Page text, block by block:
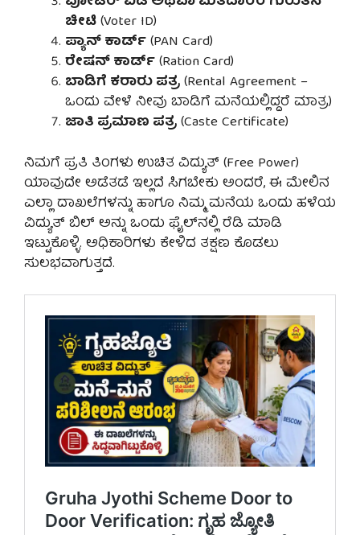
ಚೀಟಿ(Voter ID)
ಪ್ಯಾನ್ ಕಾರ್ಡ್(PAN Card)
ರೇಷನ್ ಕಾರ್ಡ್(Ration Card)
ಬಾಡಿಗೆ ಕರಾರು ಪತ್ರ(Rental Agreement –
ಒಂದು ವೇಳೆ ನೀವು ಬಾಡಿಗೆ ಮನೆಯಲ್ಲಿದ್ದರೆ ಮಾತ್ರ)
ಜಾತಿ ಪ್ರಮಾಣ ಪತ್ರ(Caste Certificate)
ನಿಮಗೆ ಪ್ರತಿ ತಿಂಗಳು ಉಚಿತ ವಿದ್ಯುತ್ (Free Power)
ಯಾವುದೇ ಅಡೆತಡೆ ಇಲ್ಲದೆ ಸಿಗಬೇಕು ಅಂದರೆ, ಈ ಮೇಲಿನ
ಎಲ್ಲಾ ದಾಖಲೆಗಳನ್ನು ಹಾಗೂ ನಿಮ್ಮ ಮನೆಯ ಒಂದು ಹಳೆಯ
ವಿದ್ಯುತ್ ಬಿಲ್ ಅನ್ನು ಒಂದು ಫೈಲ್‌ನಲ್ಲಿ ರೆಡಿ ಮಾಡಿ
ಇಟ್ಟುಕೊಳ್ಳಿ. ಅಧಿಕಾರಿಗಳು ಕೇಳಿದ ತಕ್ಷಣ ಕೊಡಲು
ಸುಲಭವಾಗುತ್ತದೆ.